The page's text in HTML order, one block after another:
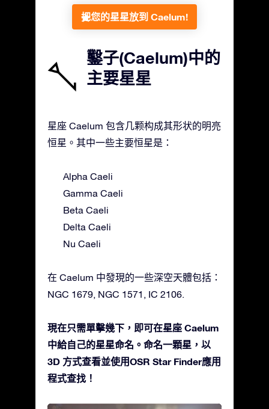
把您的星星放到 Caelum!
鑿子(Caelum)中的
主要星星
星座 Caelum 包含几颗构成其形状的明亮
恒星。其中一些主要恒星是：
Alpha Caeli
Gamma Caeli
Beta Caeli
Delta Caeli
Nu Caeli
在 Caelum 中發現的一些深空天體包括：
NGC 1679, NGC 1571, IC 2106.
現在只需單擊幾下，即可在星座 Caelum
中給自己的星星命名。命名一顆星，以
3D 方式查看並使用OSR Star Finder應用
程式查找！